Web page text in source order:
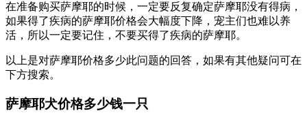
在准备购买萨摩耶的时候，一定要反复确定萨摩耶没有得病，
如果得了疾病的萨摩耶价格会大幅度下降，宠主们也难以养
活，所以一定要记住，不要买得了疾病的萨摩耶。
以上是对萨摩耶价格多少此问题的回答，如果有其他疑问可在
下方搜索。
萨摩耶犬价格多少钱一只